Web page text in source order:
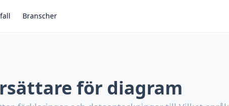
Branscher
för diagram